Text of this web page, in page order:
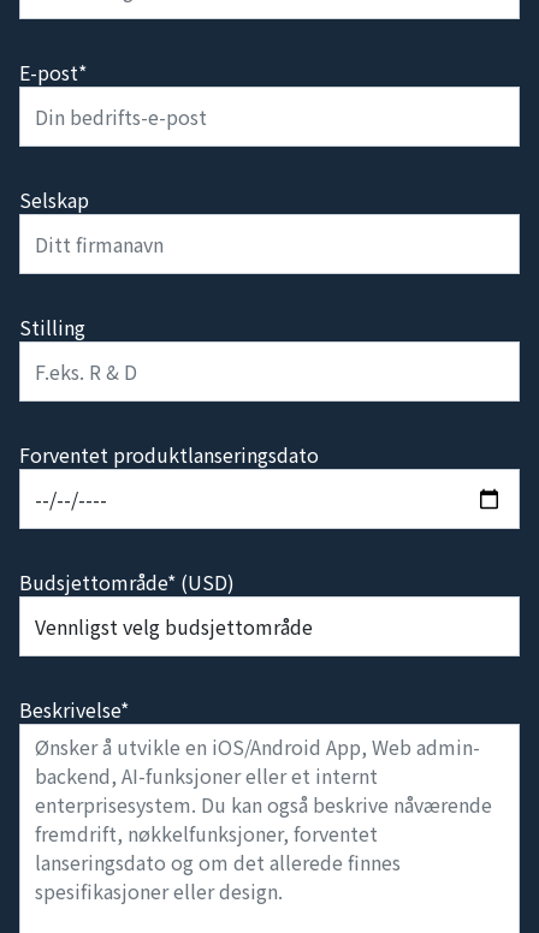
E-post*
Selskap
Stilling
Forventet produktlanseringsdato
Budsjettområde* (USD)
Beskrivelse*